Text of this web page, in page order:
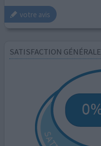
votre avis
SATISFACTION GÉNÉRALE